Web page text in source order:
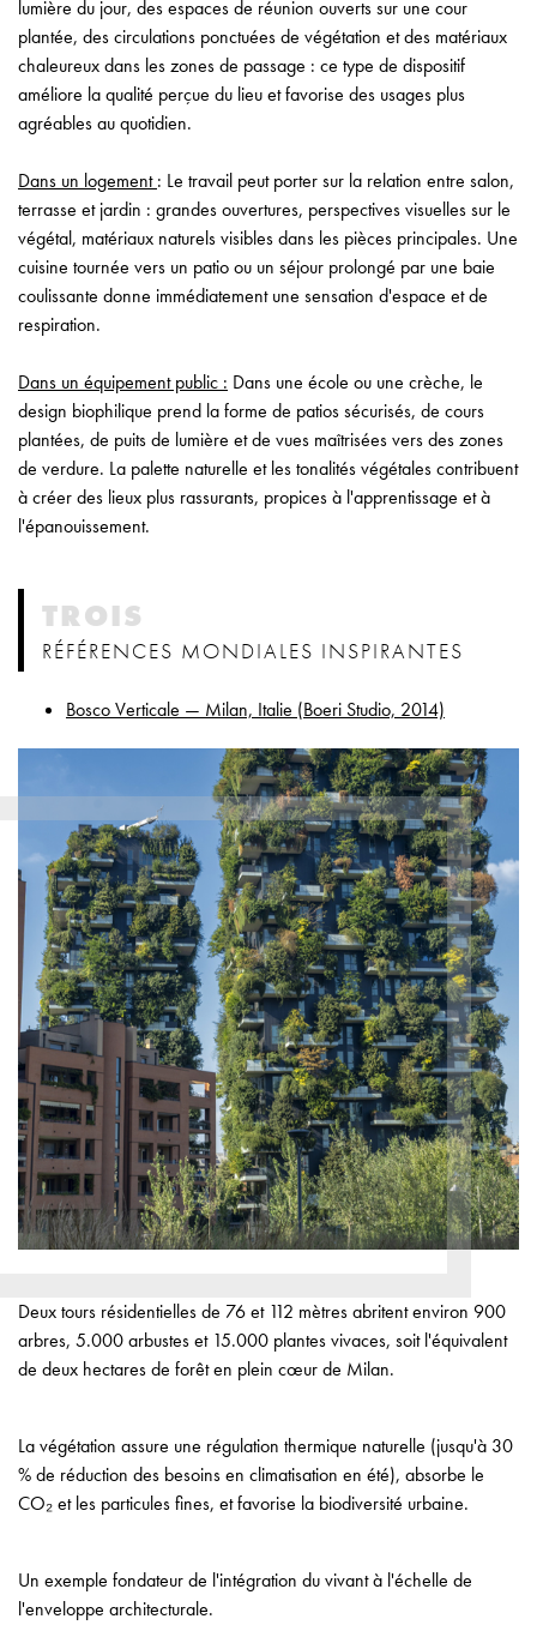
lumière du jour, des espaces de réunion ouverts sur une cour
plantée, des circulations ponctuées de végétation et des matériaux
chaleureux dans les zones de passage : ce type de dispositif
améliore la qualité perçue du lieu et favorise des usages plus
agréables au quotidien.
Dans un logement: Le travail peut porter sur la relation entre salon,
terrasse et jardin : grandes ouvertures, perspectives visuelles sur le
végétal, matériaux naturels visibles dans les pièces principales. Une
cuisine tournée vers un patio ou un séjour prolongé par une baie
coulissante donne immédiatement une sensation d'espace et de
respiration.
Dans un équipement public : Dans une école ou une crèche, le
design biophilique prend la forme de patios sécurisés, de cours
plantées, de puits de lumière et de vues maîtrisées vers des zones
de verdure. La palette naturelle et les tonalités végétales contribuent
à créer des lieux plus rassurants, propices à l'apprentissage et à
l'épanouissement.
TROIS
RÉFÉRENCES MONDIALES INSPIRANTES
Bosco Verticale — Milan, Italie (Boeri Studio, 2014)
Deux tours résidentielles de 76 et 112 mètres abritent environ 900
arbres, 5.000 arbustes et 15.000 plantes vivaces, soit l'équivalent
de deux hectares de forêt en plein cœur de Milan.
La végétation assure une régulation thermique naturelle (jusqu'à 30
% de réduction des besoins en climatisation en été), absorbe le
CO₂ et les particules fines, et favorise la biodiversité urbaine.
Un exemple fondateur de l'intégration du vivant à l'échelle de
l'enveloppe architecturale.